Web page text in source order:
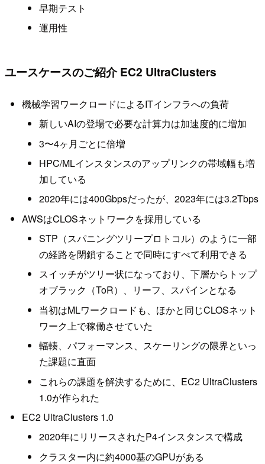
早期テスト
運用性
ユースケースのご紹介 EC2 UltraClusters
機械学習ワークロードによるITインフラへの負荷
新しいAIの登場で必要な計算力は加速度的に増加
3〜4ヶ月ごとに倍増
HPC/MLインスタンスのアップリンクの帯域幅も増
加している
2020年には400Gbpsだったが、2023年には3.2Tbps
AWSはCLOSネットワークを採用している
STP（スパニングツリープロトコル）のように一部
の経路を閉鎖することで同時にすべて利用できる
スイッチがツリー状になっており、下層からトップ
オブラック（ToR）、リーフ、スパインとなる
当初はMLワークロードも、ほかと同じCLOSネット
ワーク上で稼働させていた
輻輳、パフォーマンス、スケーリングの限界といっ
た課題に直面
これらの課題を解決するために、EC2 UltraClusters
1.0が作られた
EC2 UltraClusters 1.0
2020年にリリースされたP4インスタンスで構成
クラスター内に約4000基のGPUがある